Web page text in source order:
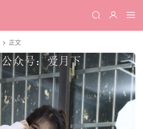
正文